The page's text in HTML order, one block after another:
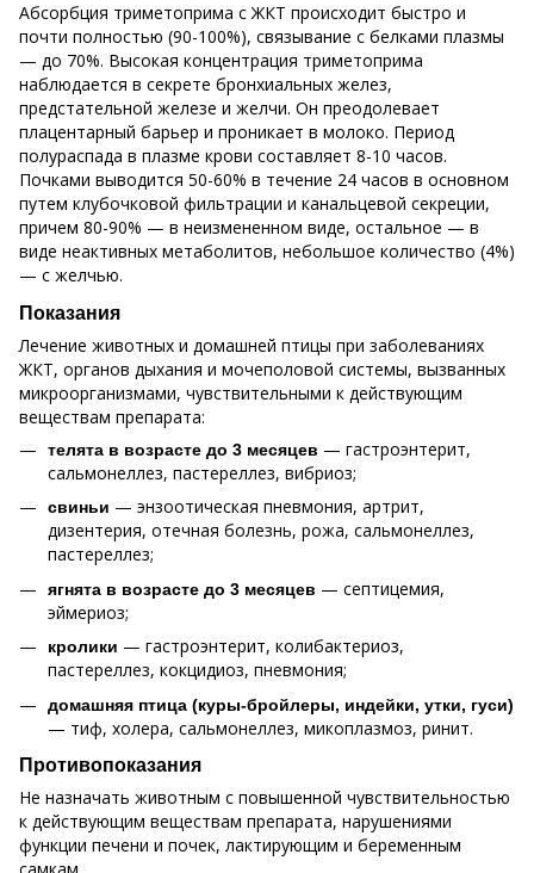
Абсорбция триметоприма с ЖКТ происходит быстро и
почти полностью (90-100%), связывание с белками плазмы
— до 70%. Высокая концентрация триметоприма
наблюдается в секрете бронхиальных желез,
предстательной железе и желчи. Он преодолевает
плацентарный барьер и проникает в молоко. Период
полураспада в плазме крови составляет 8-10 часов.
Почками выводится 50-60% в течение 24 часов в основном
путем клубочковой фильтрации и канальцевой секреции,
причем 80-90% — в неизмененном виде, остальное — в
виде неактивных метаболитов, небольшое количество (4%)
— с желчью.
Показания
Лечение животных и домашней птицы при заболеваниях
ЖКТ, органов дыхания и мочеполовой системы, вызванных
микроорганизмами, чувствительными к действующим
веществам препарата:
телята в возрасте до 3 месяцев — гастроэнтерит,
сальмонеллез, пастереллез, вибриоз;
свиньи — энзоотическая пневмония, артрит,
дизентерия, отечная болезнь, рожа, сальмонеллез,
пастереллез;
ягнята в возрасте до 3 месяцев — септицемия,
эймериоз;
кролики — гастроэнтерит, колибактериоз,
пастереллез, кокцидиоз, пневмония;
домашняя птица (куры-бройлеры, индейки, утки, гуси)
— тиф, холера, сальмонеллез, микоплазмоз, ринит.
Противопоказания
Не назначать животным с повышенной чувствительностью
к действующим веществам препарата, нарушениями
функции печени и почек, лактирующим и беременным